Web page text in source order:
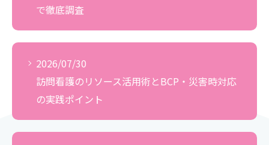
で徹底調査
2026/07/30
訪問看護のリソース活用術とBCP・災害時対応
の実践ポイント